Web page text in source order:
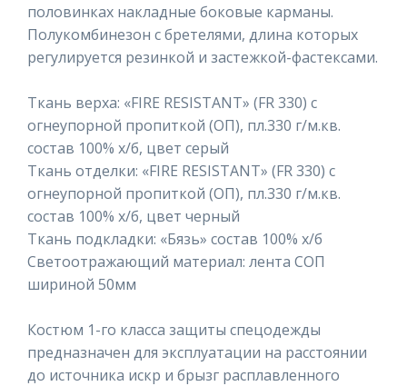
половинках накладные боковые карманы.
Полукомбинезон с бретелями, длина которых
регулируется резинкой и застежкой-фастексами.
Ткань верха: «FIRE RESISTANT» (FR 330) с
огнеупорной пропиткой (ОП), пл.330 г/м.кв.
состав 100% х/б, цвет серый
Ткань отделки: «FIRE RESISTANT» (FR 330) с
огнеупорной пропиткой (ОП), пл.330 г/м.кв.
состав 100% х/б, цвет черный
Ткань подкладки: «Бязь» состав 100% х/б
Светоотражающий материал: лента СОП
шириной 50мм
Костюм 1-го класса защиты спецодежды
предназначен для эксплуатации на расстоянии
до источника искр и брызг расплавленного